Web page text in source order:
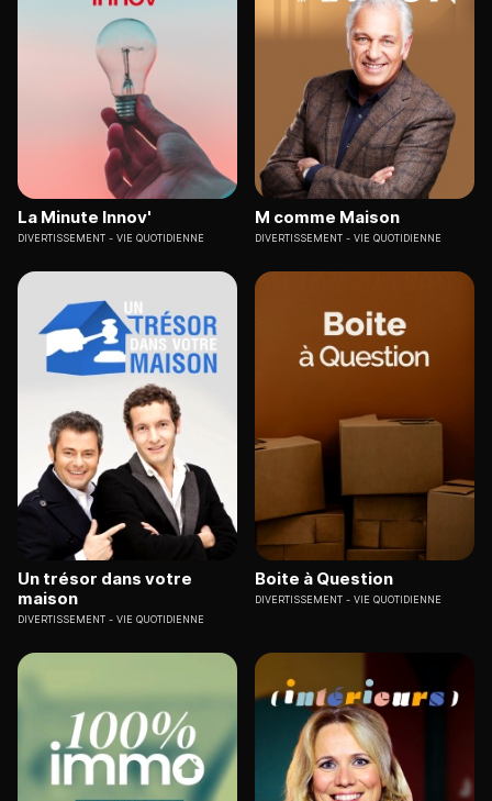
La Minute Innov'
DIVERTISSEMENT VIE QUOTIDIENNE
M comme Maison
DIVERTISSEMENT VIE QUOTIDIENNE
Un trésor dans votre
maison
DIVERTISSEMENT VIE QUOTIDIENNE
Boite à Question
DIVERTISSEMENT VIE QUOTIDIENNE